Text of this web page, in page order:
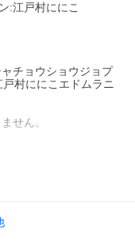
:江戸村ににこ
チョウショウジョプ
村ににこエドムラニ
せん。
銀髪の美少女、そして
に付き添う、父親の